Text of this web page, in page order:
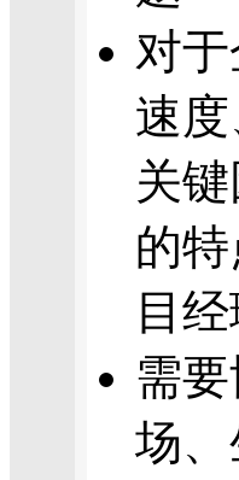
对
速
关
的
目
需
场